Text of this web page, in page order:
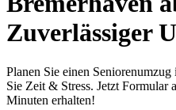
Zuverlässiger
Planen Sie einen
Sie Zeit & Stress. Jetzt Formular
Minuten erhalten!